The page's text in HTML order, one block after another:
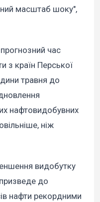
масштаб шоку",
час
з країн Перської
травня до
нафтовидобувних
ніж
видобутку
до
нафти рекордними